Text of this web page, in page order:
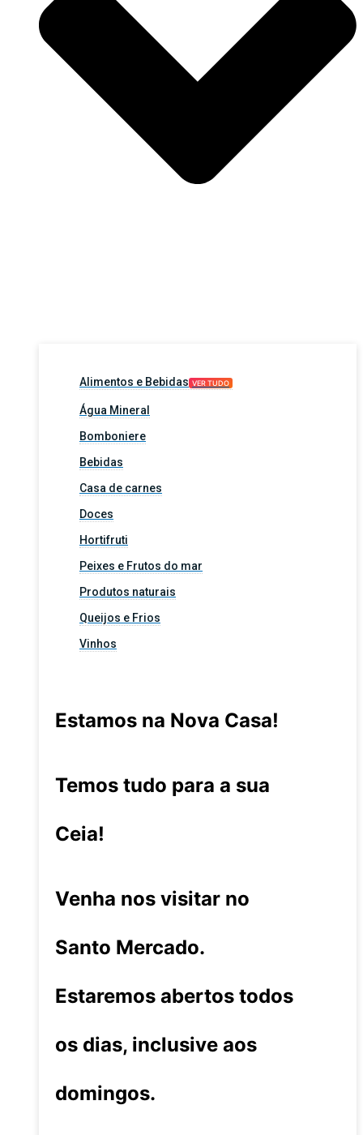
Alimentos e Bebidas VER TUDO
Água Mineral
Bomboniere
Bebidas
Casa de carnes
Doces
Hortifruti
Peixes e Frutos do mar
Produtos naturais
Queijos e Frios
Vinhos
Estamos na Nova Casa!
Temos tudo para a sua
Ceia!
Venha nos visitar no
Santo Mercado.
Estaremos abertos todos
os dias, inclusive aos
domingos.